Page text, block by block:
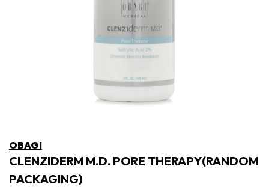
OBAGI
CLENZIDERM M.D. PORE THERAPY(RANDOM
PACKAGING)